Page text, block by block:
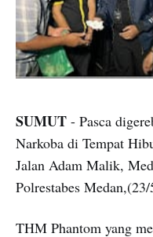
SUMUT - Pasca
Narkoba di Tempat
Jalan Adam Malik,
Polrestabes
THM Phantom yang